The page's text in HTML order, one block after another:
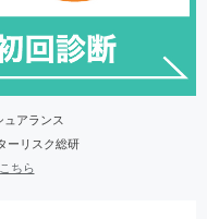
アランス
リスク総研
ちら